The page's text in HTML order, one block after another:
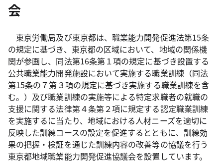
会
東京労働局及び東京都は、職業能力開発促進法第15条
の規定に基づき、東京都の区域において、地域の関係機
関が参画し、同法第16条第１項の規定に基づき設置する
公共職業能力開発施設において実施する職業訓練（同法
第15条の７第３項の規定に基づき実施する職業訓練を含
む。）及び職業訓練の実施等による特定求職者の就職の
支援に関する法律第４条第２項に規定する認定職業訓練
を実施するに当たり、地域における人材ニーズを適切に
反映した訓練コースの設定を促進するとともに、訓練効
果の把握・検証を通じた訓練内容の改善等の協議を行う
東京都地域職業能力開発促進協議会を設置しています。